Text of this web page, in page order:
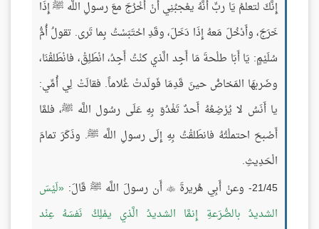
إِنَّكَ لتعلمُ يَا ربِّ أَنَّهُ يعْجبُنِي أَنْ أَخْرُجَ معَ رسولِ اللَّه ﷺ إِذَا
خَرَجَ، وأَدْخُلَ مَعهُ إِذَا دَخَلَ، وقَدِ احْتَبَسْتُ بِما تَرى. تقولُ أُمُّ
سُلَيْمٍ: يَا أَبَا طلْحةَ مَا أَجِد الَّذي كنْتُ أَجِدُ، انْطَلِقْ، فانْطَلقْنَا،
وضَربهَا المَخاضُ حينَ قَدِمَا فَولَدتْ غُلاماً. فقالَتْ لِي أُمِّي:
يا أَنَسُ لا يُرْضِعُهُ أَحدٌ تَغْدُوَ بِهِ عَلَى رسُول اللَّه ﷺ، فلمَّا
أَصْبحَ احتملْتُهُ فانطَلقْتُ بِهِ إِلَى رسولِ اللَّه ﷺ. وذَكَرَ تمامَ
الْحَدِيثِ.
21/45- وعنْ أَبِي هُريرةَ
 أَن رسولَ اللَّه ﷺ قَالَ: لَيْسَ
الشديدُ بالصُّرَعةِ إِنمَّا الشديدُ الَّذي يمْلِكُ نَفسَهُ عِنْد